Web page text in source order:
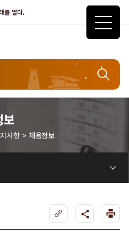
를 열다.
보
사항 > 채용정보
비 예산 집행현황
역